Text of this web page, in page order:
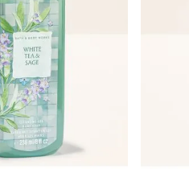
Summer
Sugar &